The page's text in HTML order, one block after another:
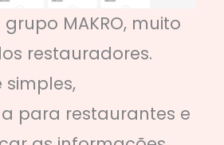
MAKRO, muito
restauradores.
simples,
para restaurantes e